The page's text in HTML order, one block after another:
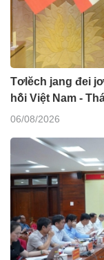
Tơlĕch jang đei
hô̆i Việt Nam -
06/08/2026